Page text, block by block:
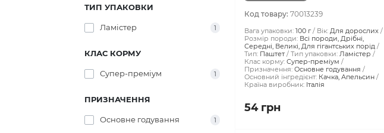
ТИП УПАКОВКИ
Ламістер 1
КЛАС КОРМУ
Супер-преміум 1
ПРИЗНАЧЕННЯ
Основне годування 1
Код товару: 70013239
Вага упаковки: 100 г Вік: Для дорослих
Розмір породи: Всі породи, Дрібні,
Середні, Великі, Для гігантських порід
Тип: Паштет Тип упаковки: Ламістер
Клас корму: Супер-преміум
Призначення: Основне годування
Основний інгредієнт: Качка, Апельсин
Країна виробник: Італія
54 грн